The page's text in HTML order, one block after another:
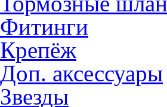
Фитинги
Крепёж
Доп. аксессуары
Звезды